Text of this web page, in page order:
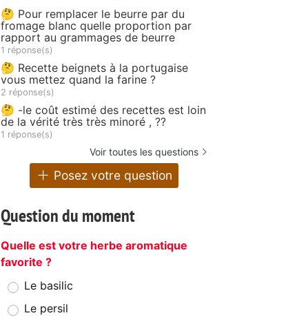
🤔 Pour remplacer le beurre par du
fromage blanc quelle proportion par
rapport au grammages de beurre
1 réponse(s)
🤔 Recette beignets à la portugaise
vous mettez quand la farine ?
2 réponse(s)
🤔 -le coût estimé des recettes est loin
de la vérité très très minoré , ??
1 réponse(s)
Voir toutes les questions
Posez votre question
Question du moment
Quelle est votre herbe aromatique
favorite ?
Le basilic
Le persil